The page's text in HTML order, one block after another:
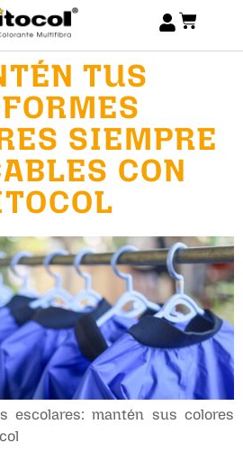
TUS
SIEMPRE
CON
escolares: mantén sus colores